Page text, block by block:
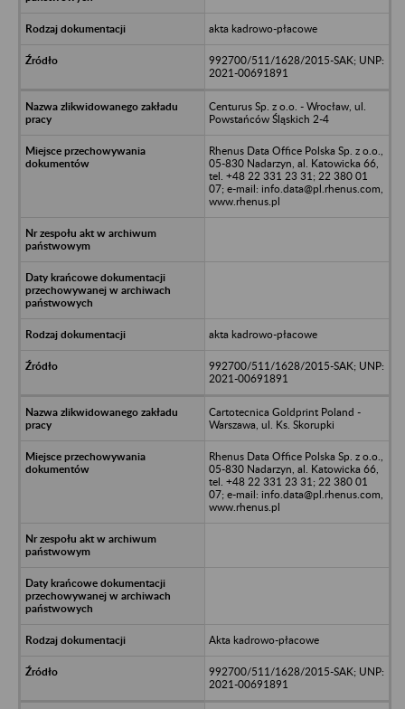
akta kadrowo-płacowe
992700/511/1628/2015-SAK; UNP:
2021-00691891
Centurus Sp. z o.o. - Wrocław, ul.
Powstańców Śląskich 2-4
Rhenus Data Office Polska Sp. z o.o.,
05-830 Nadarzyn, al. Katowicka 66,
tel. +48 22 331 23 31; 22 380 01
07; e-mail: info.data@pl.rhenus.com,
www.rhenus.pl
akta kadrowo-płacowe
992700/511/1628/2015-SAK; UNP:
2021-00691891
Cartotecnica Goldprint Poland -
Warszawa, ul. Ks. Skorupki
Rhenus Data Office Polska Sp. z o.o.,
05-830 Nadarzyn, al. Katowicka 66,
tel. +48 22 331 23 31; 22 380 01
07; e-mail: info.data@pl.rhenus.com,
www.rhenus.pl
Akta kadrowo-płacowe
992700/511/1628/2015-SAK; UNP:
2021-00691891